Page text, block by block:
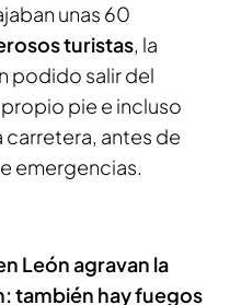
unas 60
turistas, la
podido salir del
pie e incluso
carretera, antes de
emergencias.
León agravan la
también hay fuegos